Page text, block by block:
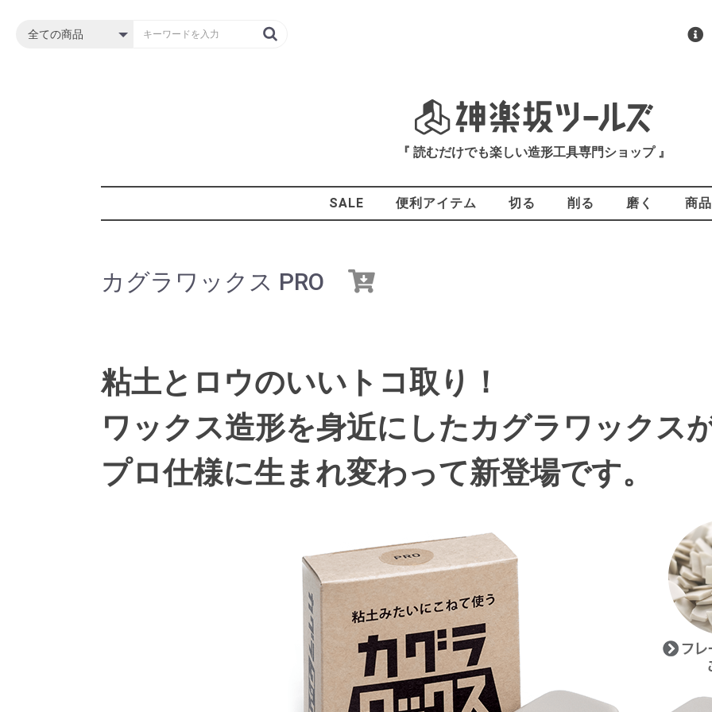
『 読むだけでも楽しい造形工具専門ショップ 』
SALE 便利アイテム 切る 削る 磨く 商
カグラワックス PRO
粘土とロウのいいトコ取り！
ワックス造形を身近にしたカグラワックス
プロ仕様に生まれ変わって新登場です。